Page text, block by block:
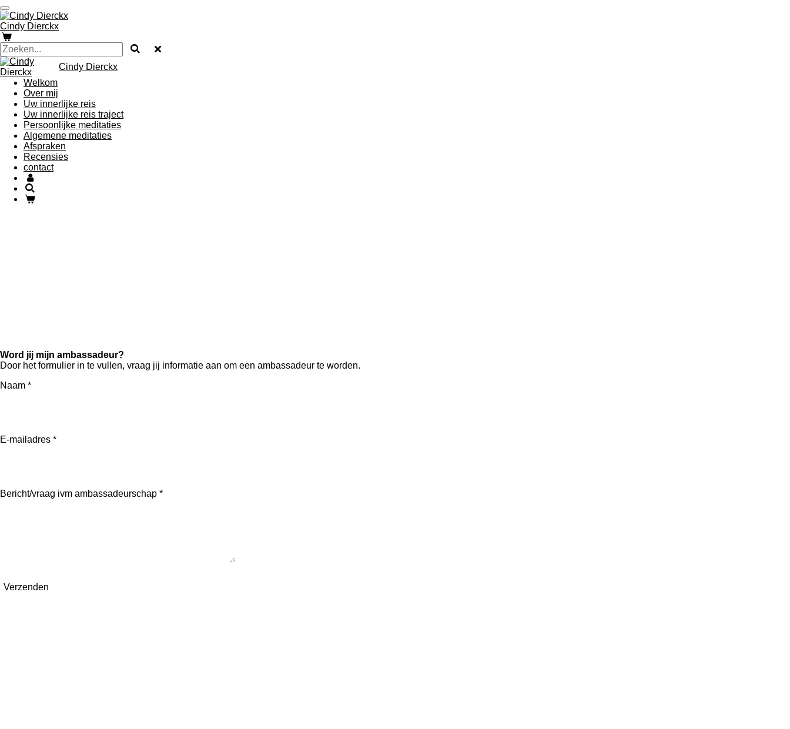
Ga
direct
naar
de
hoofdinhoud
Cindy Dierckx
Cindy Dierckx
Welkom
Over mij
Uw innerlijke reis
Uw innerlijke reis traject
Persoonlijke meditaties
Algemene meditaties
Afspraken
Recensies
contact
Word jij mijn ambassadeur?
Door het formulier in te vullen, vraag jij informatie aan om een ambassadeur te worden.
Naam *
E-mailadres *
Bericht/vraag ivm ambassadeurschap *
Verzenden